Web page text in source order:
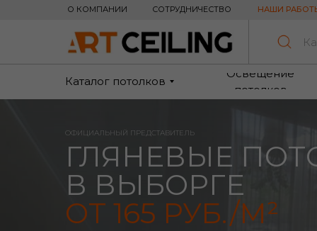
О КОМПАНИИ СОТРУДНИЧЕСТВО НАШИ
Каталог потолков
Освещение
потолков
ГЛЯНЕВЫЕ
В ВЫБОРГЕ
ОТ 165 РУБ./М²
ОФИЦИАЛЬНЫЙ ПРЕДСТАВИТЕЛЬ